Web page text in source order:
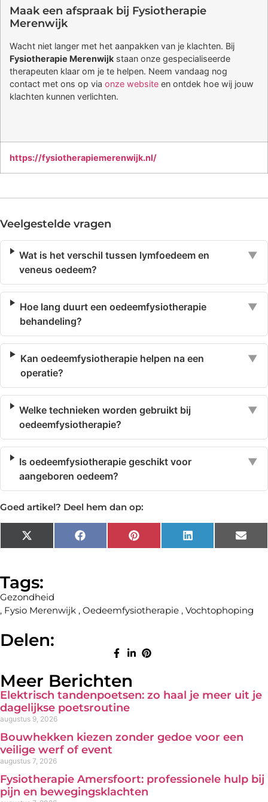
Maak een afspraak bij Fysiotherapie
Merenwijk
Wacht niet langer met het aanpakken van je klachten. Bij
Fysiotherapie Merenwijk staan onze gespecialiseerde
therapeuten klaar om je te helpen. Neem vandaag nog
contact met ons op via onze website en ontdek hoe wij jouw
klachten kunnen verlichten.
https://fysiotherapiemerenwijk.nl/
Veelgestelde vragen
Wat is het verschil tussen lymfoedeem en
veneus oedeem?
▼
Hoe lang duurt een oedeemfysiotherapie
behandeling?
▼
Kan oedeemfysiotherapie helpen na een
operatie?
▼
Welke technieken worden gebruikt bij
oedeemfysiotherapie?
▼
Is oedeemfysiotherapie geschikt voor
aangeboren oedeem?
▼
Goed artikel? Deel hem dan op:
X
(Twitter)
Facebook Pinterest LinkedIn
Tags:
Gezondheid
, Fysio Merenwijk , Oedeemfysiotherapie , Vochtophoping
Delen:
Meer Berichten
Elektrisch tandenpoetsen: zo haal je meer uit je
dagelijkse poetsroutine
augustus 9, 2026
Bouwhekken kiezen zonder gedoe voor een
veilige werf of event
augustus 7, 2026
Fysiotherapie Amersfoort: professionele hulp bij
pijn en bewegingsklachten